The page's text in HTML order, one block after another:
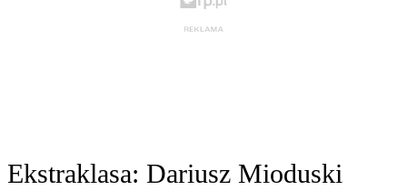
Ekstraklasa: Dariusz Mioduski